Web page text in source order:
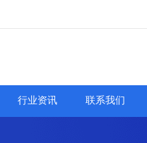
行业资讯 联系我们